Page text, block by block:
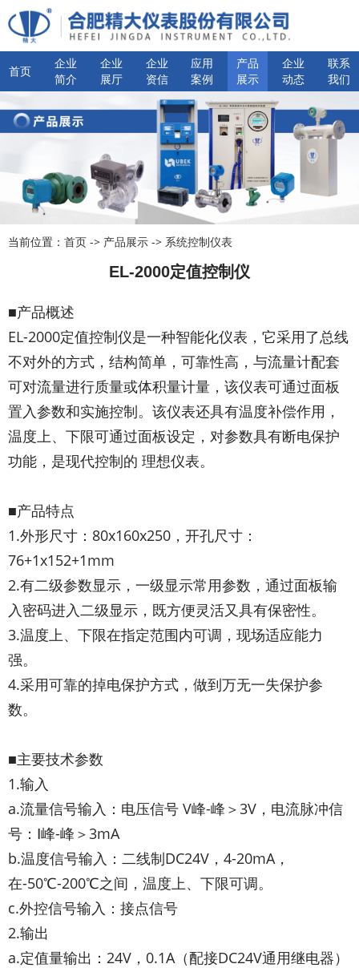
首页
企业
简介
企业
展厅
企业
资信
应用
案例
产品
展示
企业
动态
联系
我们
当前位置： 首页 -> 产品展示 -> 系统控制仪表
EL-2000定值控制仪
■产品概述
EL-2000定值控制仪是一种智能化仪表，它采用了总线
不对外的方式，结构简单，可靠性高，与流量计配套
可对流量进行质量或体积量计量，该仪表可通过面板
置入参数和实施控制。该仪表还具有温度补偿作用，
温度上、下限可通过面板设定，对参数具有断电保护
功能，是现代控制的 理想仪表。
■产品特点
1.外形尺寸：80x160x250，开孔尺寸：
76+1x152+1mm
2.有二级参数显示，一级显示常用参数，通过面板输
入密码进入二级显示，既方便灵活又具有保密性。
3.温度上、下限在指定范围内可调，现场适应能力
强。
4.采用可靠的掉电保护方式，做到万无一失保护参
数。
■主要技术参数
1.输入
a.流量信号输入：电压信号 V峰-峰＞3V，电流脉冲信
号：Ⅰ峰-峰＞3mA
b.温度信号输入：二线制DC24V，4-20mA，
在-50℃-200℃之间，温度上、下限可调。
c.外控信号输入：接点信号
2.输出
a.定值量输出：24V，0.1A（配接DC24V通用继电器）